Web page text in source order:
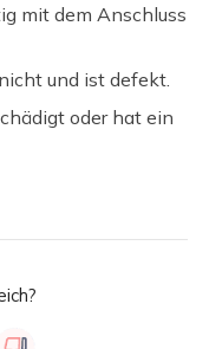
mit dem Anschluss
und ist defekt.
oder hat ein